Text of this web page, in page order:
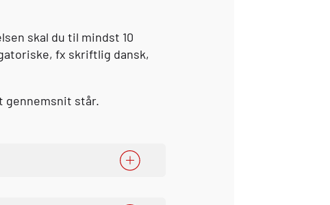
skal du til mindst 10
fx skriftlig dansk,
gennemsnit står.